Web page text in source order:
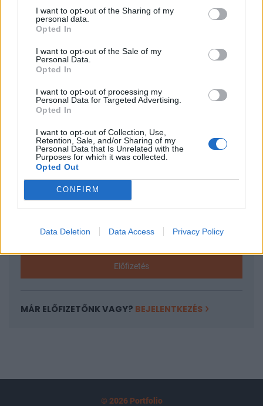
I want to opt-out of the Sharing of my
personal data.
Opted In
I want to opt-out of the Sale of my
Personal Data.
Opted In
I want to opt-out of processing my
Personal Data for Targeted Advertising.
Opted In
I want to opt-out of Collection, Use,
Retention, Sale, and/or Sharing of my
Personal Data that Is Unrelated with the
Purposes for which it was collected.
Opted Out
CONFIRM
Data Deletion Data Access Privacy Policy
melletti, Joe Biden kinevezése elleni demonstrációk, a
tüntetők rendőrökre támadtak és betörtek a Capitoliumba
tüntetőket. Az erőszakos események közepette Donald
Trump többször posztolt a közösségi oldalakon, az egyik
A keresett cikk a portfolio.hu hírarchívumához
tartozik, melynek olvasása előfizetéses
regisztrációhoz kötött.
Az előfizetés a következőket tartalmazza:
Portfolio.hu teljes cikkarchívum
kötéslistái
Előfizetés
MÁR ELŐFIZETŐNK VAGY? BEJELENTKEZÉS
© 2026 Portfolio